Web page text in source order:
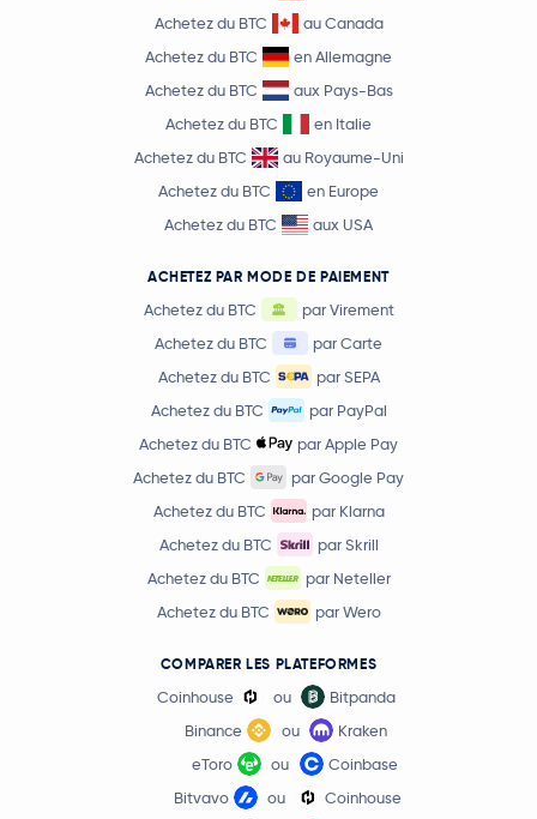
Achetez du BTC
au Canada
Achetez du BTC
en Allemagne
Achetez du BTC
aux Pays-Bas
Achetez du BTC
en Italie
Achetez du BTC
au Royaume-Uni
Achetez du BTC
en Europe
Achetez du BTC
aux USA
ACHETEZ PAR MODE DE PAIEMENT
Achetez du BTC
par Virement
Achetez du BTC
par Carte
Achetez du BTC
par SEPA
Achetez du BTC
par PayPal
Achetez du BTC
par Apple Pay
Achetez du BTC
par Google Pay
Achetez du BTC
par Klarna
Achetez du BTC
par Skrill
Achetez du BTC
par Neteller
Achetez du BTC
par Wero
COMPARER LES PLATEFORMES
Coinhouse ou
Bitpanda
Binance
ou
Kraken
eToro
ou
Coinbase
Bitvavo
ou
Coinhouse